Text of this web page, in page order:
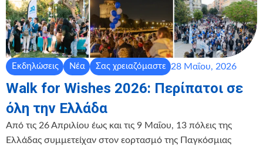
Εκδηλώσεις Νέα Σας χρειαζόμαστε 28 Μαΐου, 2026
Walk for Wishes 2026: Περίπατοι σε
όλη την Ελλάδα
Από τις 26 Απριλίου έως και τις 9 Μαΐου, 13 πόλεις της
Ελλάδας συμμετείχαν στον εορτασμό της Παγκόσμιας